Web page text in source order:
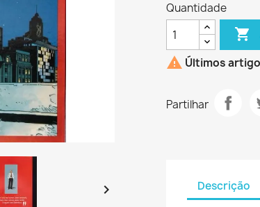

Quantidade

 Últimos
Partilhar
Descrição